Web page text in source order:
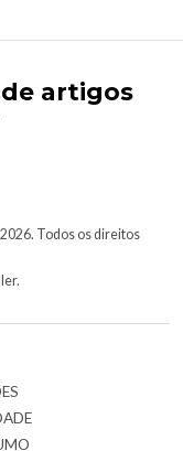
artigos
Todos os direitos
.